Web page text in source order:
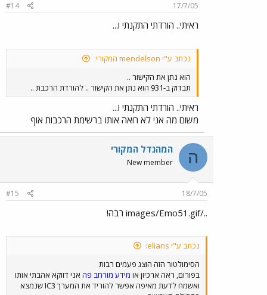
17/7/05
#14
ראיתי.. הורדתי התקנתי ו...
נכתב ע"י mendelson המקורי:
הוא נתן את הקישור ..
תבדוק ב-931 הוא נתן את הקישור .. להורדת הרכבת ..
ראיתי.. הורדתי התקנתי ו...
משום מה אני לא רואה אותו ברשימת הרכבות אוף
ה המהנדל המקורי
New member
18/7/05
#15
../images/Emo51.gif רבה!
נכתב ע"י elians:
הסימולטור הזה הוצג פעמים רבות
בפורום, ראה ארכיון או מידע מורחב פה אני דווקא אהבתי אותו
ואשמח לדעת מאיפה אפשר להוריד את המערך IC3 שנמצא